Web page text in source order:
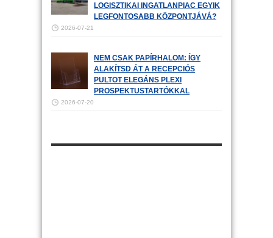
LOGISZTIKAI INGATLANPIAC EGYIK
LEGFONTOSABB KÖZPONTJÁVÁ?
2026-07-21
NEM CSAK PAPÍRHALOM: ÍGY
ALAKÍTSD ÁT A RECEPCIÓS
PULTOT ELEGÁNS PLEXI
PROSPEKTUSTARTÓKKAL
2026-07-20